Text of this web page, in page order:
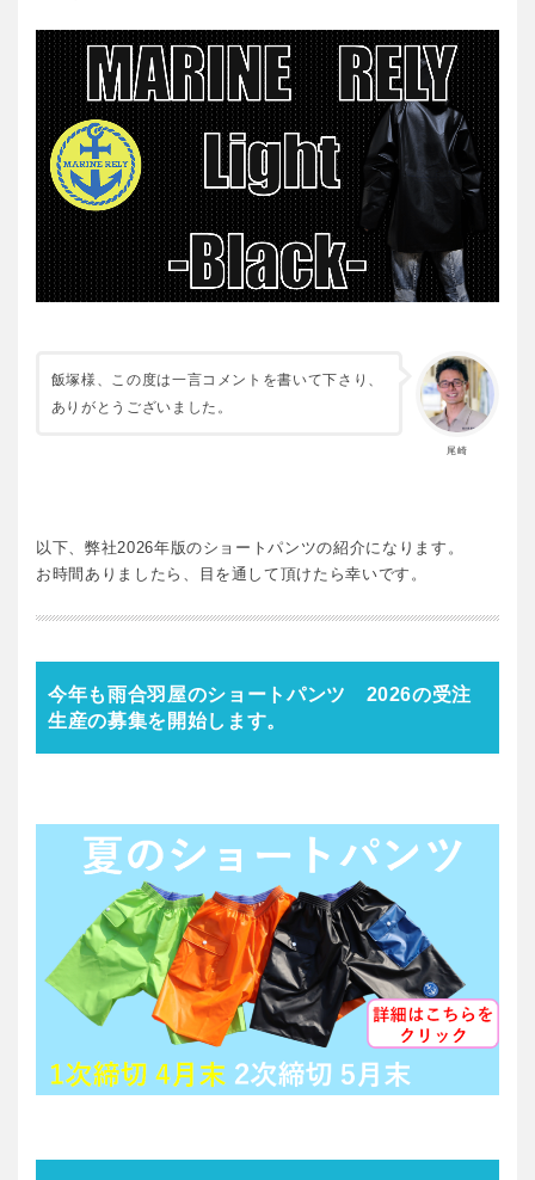
尾崎
飯塚様、この度は一言コメントを書いて下さり、
ありがとうございました。
以下、弊社2026年版のショートパンツの紹介になります。
お時間ありましたら、目を通して頂けたら幸いです。
今年も雨合羽屋のショートパンツ 2026の受注
生産の募集を開始します。